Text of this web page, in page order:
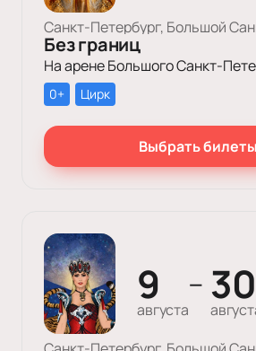
Без границ
0+ Цирк
Выбрать билеты
9
августа
— 30